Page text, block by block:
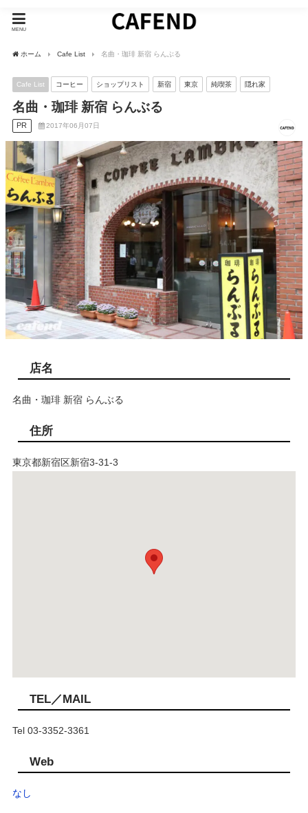
MENU
ホーム Cafe List 名曲・珈琲 新宿 らんぶる
Cafe List コーヒー ショップリスト 新宿 東京 純喫茶 隠れ家
名曲・珈琲 新宿 らんぶる
PR 2017年06月07日
店名
名曲・珈琲 新宿 らんぶる
住所
東京都新宿区新宿3-31-3
TEL／MAIL
Tel 03-3352-3361
Web
なし